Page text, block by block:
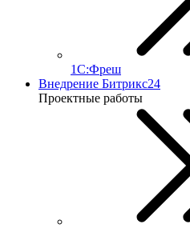
1С:Фреш
Внедрение Битрикс24
Проектные работы